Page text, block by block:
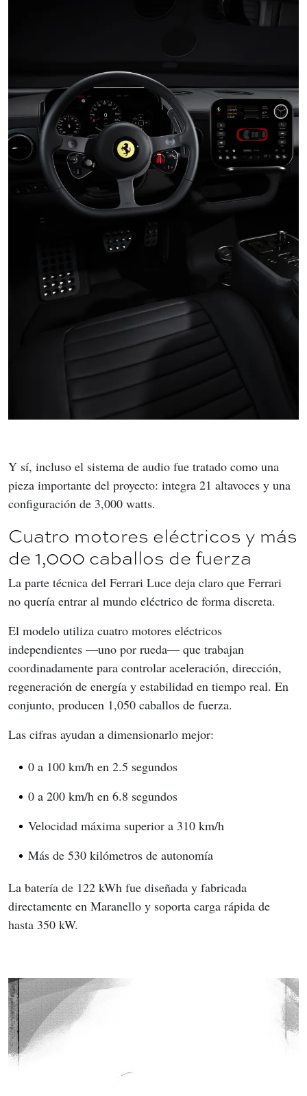
Y sí, incluso el sistema de audio fue tratado como una
pieza importante del proyecto: integra 21 altavoces y una
configuración de 3,000 watts.
Cuatro motores eléctricos y más
de 1,000 caballos de fuerza
La parte técnica del Ferrari Luce deja claro que Ferrari
no quería entrar al mundo eléctrico de forma discreta.
El modelo utiliza cuatro motores eléctricos
independientes —uno por rueda— que trabajan
coordinadamente para controlar aceleración, dirección,
regeneración de energía y estabilidad en tiempo real. En
conjunto, producen 1,050 caballos de fuerza.
Las cifras ayudan a dimensionarlo mejor:
0 a 100 km/h en 2.5 segundos
0 a 200 km/h en 6.8 segundos
Velocidad máxima superior a 310 km/h
Más de 530 kilómetros de autonomía
La batería de 122 kWh fue diseñada y fabricada
directamente en Maranello y soporta carga rápida de
hasta 350 kW.